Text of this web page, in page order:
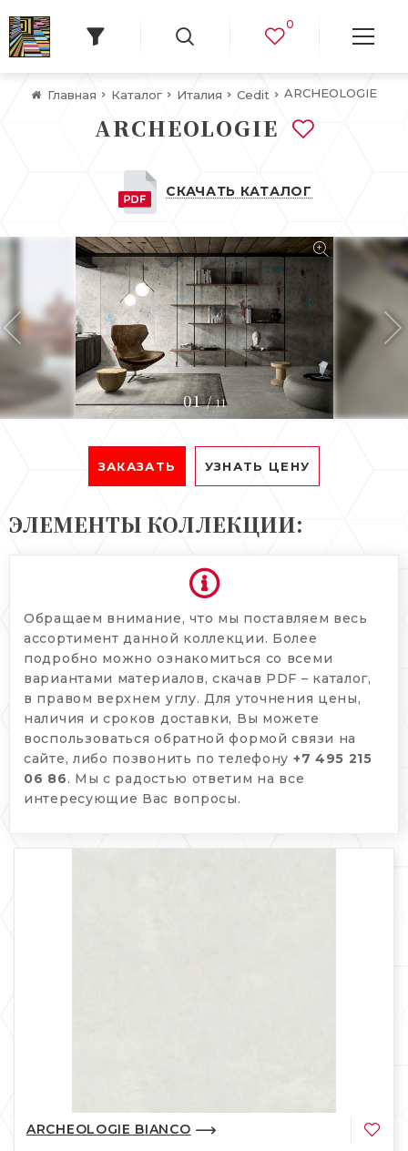
0
Главная Каталог Италия Cedit ARCHEOLOGIE
ARCHEOLOGIE
СКАЧАТЬ КАТАЛОГ
01 / 11
ЗАКАЗАТЬ УЗНАТЬ ЦЕНУ
ЭЛЕМЕНТЫ КОЛЛЕКЦИИ:
Обращаем внимание, что мы поставляем весь
ассортимент данной коллекции. Более
подробно можно ознакомиться со всеми
вариантами материалов, скачав PDF – каталог,
в правом верхнем углу. Для уточнения цены,
наличия и сроков доставки, Вы можете
воспользоваться обратной формой связи на
сайте, либо позвонить по телефону +7 495 215
06 86. Мы с радостью ответим на все
интересующие Вас вопросы.
ARCHEOLOGIE BIANCO